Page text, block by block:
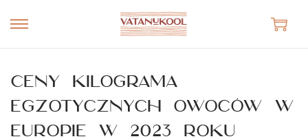
S
p
t
o
S
p
t
o
Ceny kilograma
egzotycznych owoców w
Europie w 2023 roku